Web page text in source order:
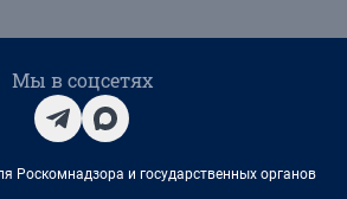
Мы в соцсетях
Роскомнадзора и государственных органов